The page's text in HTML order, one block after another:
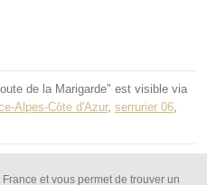
de la Marigarde" est visible via
Alpes-Côte d'Azur, serrurier 06,
et vous permet de trouver un